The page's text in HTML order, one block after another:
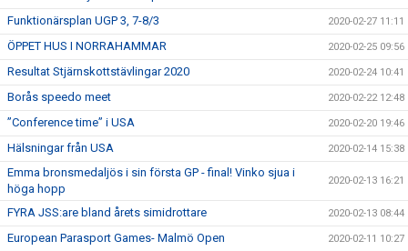
Funktionärsplan UGP 3, 7-8/3 2020-02-27 11:11
ÖPPET HUS I NORRAHAMMAR 2020-02-25 09:56
Resultat Stjärnskottstävlingar 2020 2020-02-24 10:41
Borås speedo meet 2020-02-22 12:48
”Conference time” i USA 2020-02-20 19:46
Hälsningar från USA 2020-02-14 15:38
Emma bronsmedaljös i sin första GP - final! Vinko sjua i
höga hopp
2020-02-13 16:21
FYRA JSS:are bland årets simidrottare 2020-02-13 08:44
European Parasport Games- Malmö Open 2020-02-11 10:27